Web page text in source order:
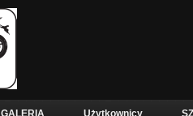
GALERIA Użytkownicy